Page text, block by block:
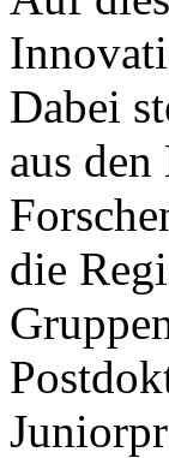
Dabei
aus
die